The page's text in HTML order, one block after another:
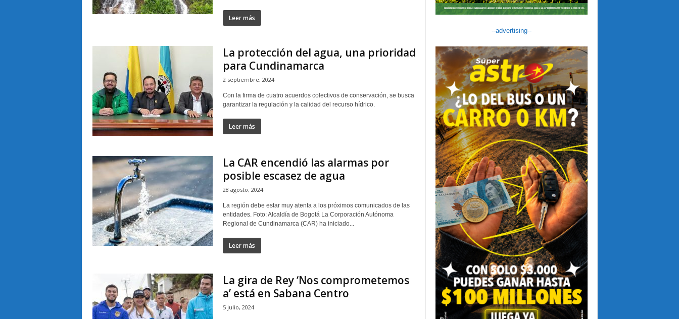
Leer más
La protección del agua, una prioridad
para Cundinamarca
2 septiembre, 2024
Con la firma de cuatro acuerdos colectivos de conservación, se busca
garantizar la regulación y la calidad del recurso hídrico.
Leer más
La CAR encendió las alarmas por
posible escasez de agua
28 agosto, 2024
La región debe estar muy atenta a los próximos comunicados de las
entidades. Foto: Alcaldía de Bogotá La Corporación Autónoma
Regional de Cundinamarca (CAR) ha iniciado...
Leer más
La gira de Rey ‘Nos comprometemos
a’ está en Sabana Centro
5 julio, 2024
--advertising--